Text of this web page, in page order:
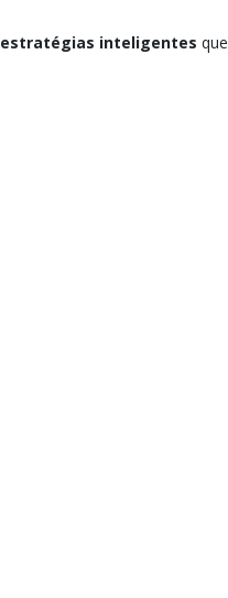
estratégias inteligentes que